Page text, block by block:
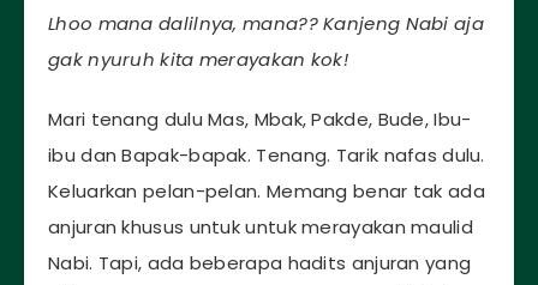
Lhoo mana dalilnya, mana?? Kanjeng Nabi aja
gak nyuruh kita merayakan kok!
Mari tenang dulu Mas, Mbak, Pakde, Bude, Ibu-
ibu dan Bapak-bapak. Tenang. Tarik nafas dulu.
Keluarkan pelan-pelan. Memang benar tak ada
anjuran khusus untuk untuk merayakan maulid
Nabi. Tapi, ada beberapa hadits anjuran yang